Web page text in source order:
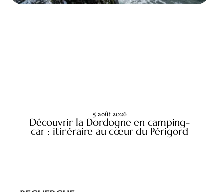
Découvrir la Dordogne en camping-
car : itinéraire au cœur du Périgord
5 août 2026